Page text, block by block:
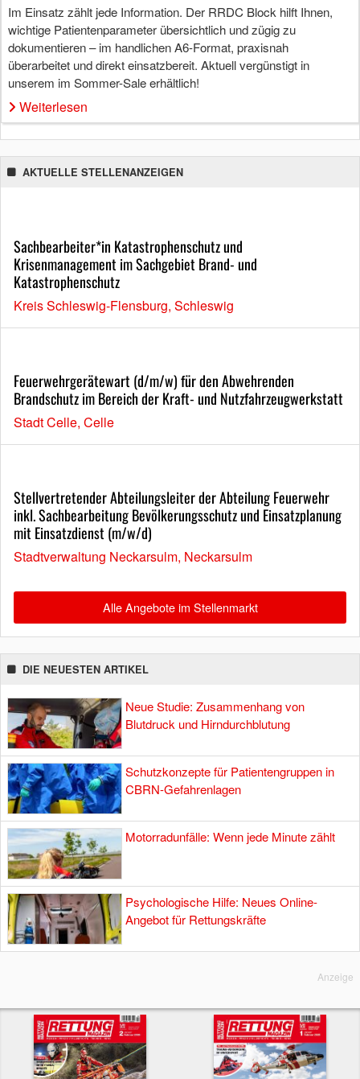
Im Einsatz zählt jede Information. Der RRDC Block hilft Ihnen,
wichtige Patientenparameter übersichtlich und zügig zu
dokumentieren – im handlichen A6-Format, praxisnah
überarbeitet und direkt einsatzbereit. Aktuell vergünstigt in
unserem im Sommer-Sale erhältlich!
Weiterlesen
AKTUELLE STELLENANZEIGEN
Sachbearbeiter*in Katastrophenschutz und
Krisenmanagement im Sachgebiet Brand- und
Katastrophenschutz
Kreis Schleswig-Flensburg, Schleswig
Feuerwehrgerätewart (d/m/w) für den Abwehrenden
Brandschutz im Bereich der Kraft- und Nutzfahrzeugwerkstatt
Stadt Celle, Celle
Stellvertretender Abteilungsleiter der Abteilung Feuerwehr
inkl. Sachbearbeitung Bevölkerungsschutz und Einsatzplanung
mit Einsatzdienst (m/w/d)
Stadtverwaltung Neckarsulm, Neckarsulm
Alle Angebote im Stellenmarkt
DIE NEUESTEN ARTIKEL
Neue Studie: Zusammenhang von
Blutdruck und Hirndurchblutung
Schutzkonzepte für Patientengruppen in
CBRN-Gefahrenlagen
Motorradunfälle: Wenn jede Minute zählt
Psychologische Hilfe: Neues Online-
Angebot für Rettungskräfte
Anzeige